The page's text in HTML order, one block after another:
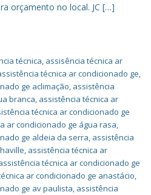
orçamento no local. JC […]
técnica, assisência técnica ar
técnica ar condicionado ge,
ge aclimação, assistência
branca, assistência técnica ar
técnica ar condicionado ge
ar condicionado ge água rasa,
ge aldeia da serra, assistência
, assistência técnica ar
técnica ar condicionado ge
ar condicionado ge anastácio,
ge av paulista, assistência